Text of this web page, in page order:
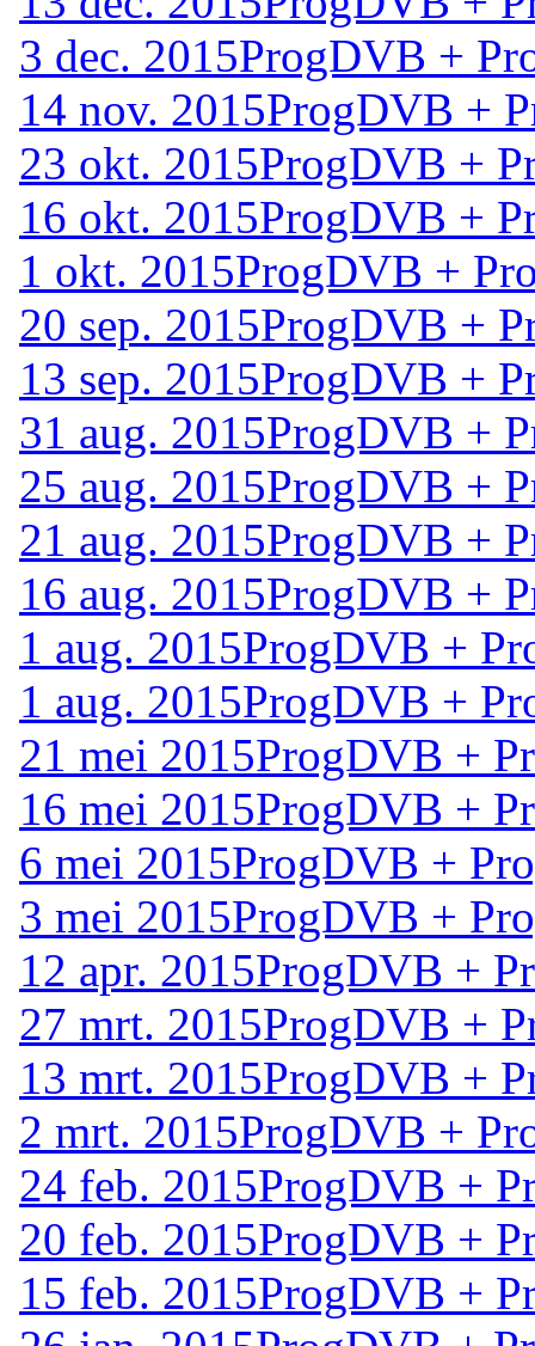
3 dec. 2015ProgDVB +
14 nov. 2015ProgDVB +
23 okt. 2015ProgDVB +
16 okt. 2015ProgDVB +
1 okt. 2015ProgDVB +
20 sep. 2015ProgDVB +
13 sep. 2015ProgDVB +
31 aug. 2015ProgDVB +
25 aug. 2015ProgDVB +
21 aug. 2015ProgDVB +
16 aug. 2015ProgDVB +
1 aug. 2015ProgDVB +
1 aug. 2015ProgDVB +
21 mei 2015ProgDVB +
16 mei 2015ProgDVB +
6 mei 2015ProgDVB +
3 mei 2015ProgDVB +
12 apr. 2015ProgDVB +
27 mrt. 2015ProgDVB +
13 mrt. 2015ProgDVB +
2 mrt. 2015ProgDVB +
24 feb. 2015ProgDVB +
20 feb. 2015ProgDVB +
15 feb. 2015ProgDVB +